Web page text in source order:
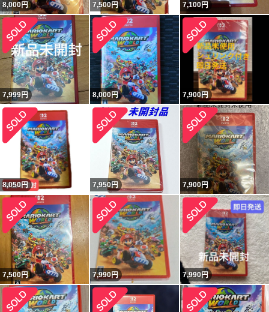
8,000円 7,500円 7,100円
7,999円 8,000円 7,900円
8,050円 7,950円 7,900円
7,500円 7,990円 7,990円